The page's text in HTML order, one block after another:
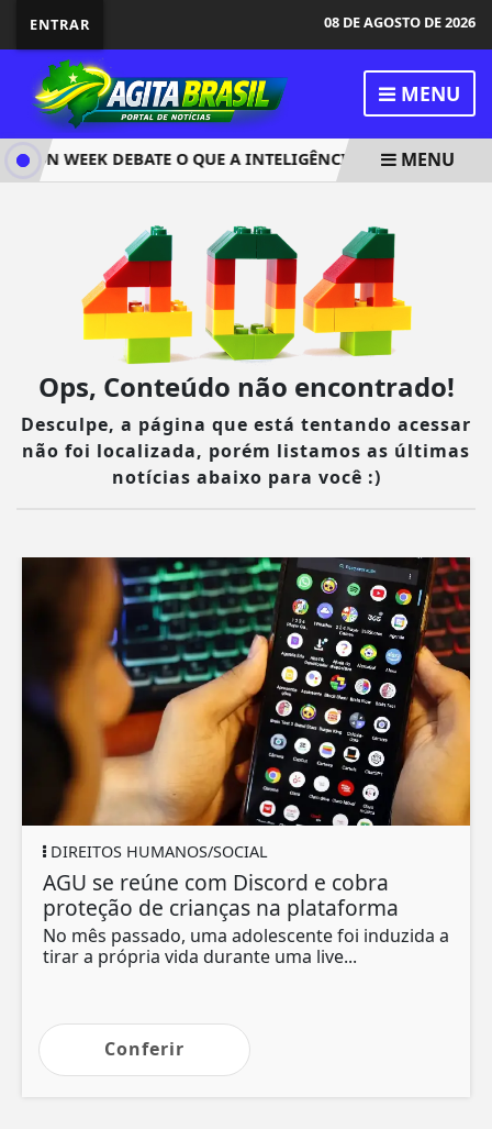
ENTRAR 08 DE AGOSTO DE 2026
MENU
WEEK DEBATE O QUE A INTELIGÊNCIA ARTIFICIAL NÃO
MENU
Ops, Conteúdo não encontrado!
Desculpe, a página que está tentando acessar
não foi localizada, porém listamos as últimas
notícias abaixo para você :)
DIREITOS HUMANOS/SOCIAL
AGU se reúne com Discord e cobra
proteção de crianças na plataforma
No mês passado, uma adolescente foi induzida a
tirar a própria vida durante uma live...
Conferir